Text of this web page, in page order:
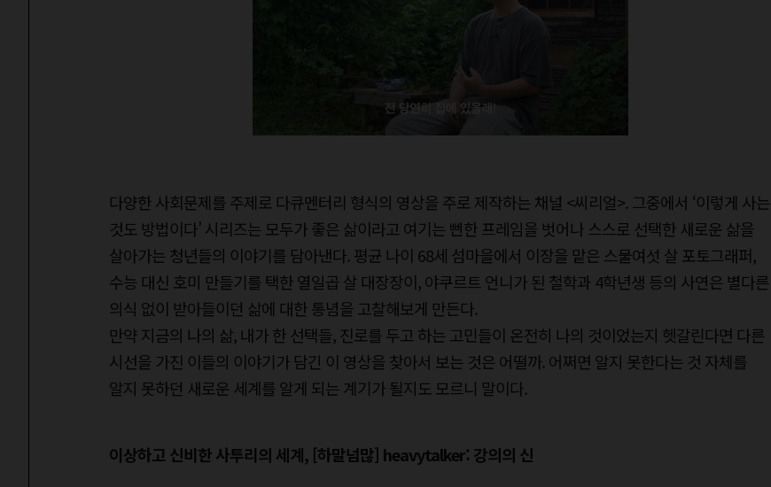
다양한 사회문제를 주제로 다큐멘터리 형식의 영상을 주로 제작하는 채널 <씨리얼>. 그중에서 ‘이렇게 사는
것도 방법이다’ 시리즈는 모두가 좋은 삶이라고 여기는 뻔한 프레임을 벗어나 스스로 선택한 새로운 삶을
살아가는 청년들의 이야기를 담아낸다. 평균 나이 68세 섬마을에서 이장을 맡은 스물여섯 살 포토그래퍼,
수능 대신 호미 만들기를 택한 열일곱 살 대장장이, 야쿠르트 언니가 된 철학과 4학년생 등의 사연은 별다른
의식 없이 받아들이던 삶에 대한 통념을 고찰해보게 만든다.
만약 지금의 나의 삶, 내가 한 선택들, 진로를 두고 하는 고민들이 온전히 나의 것이었는지 헷갈린다면 다른
시선을 가진 이들의 이야기가 담긴 이 영상을 찾아서 보는 것은 어떨까. 어쩌면 알지 못한다는 것 자체를
알지 못하던 새로운 세계를 알게 되는 계기가 될지도 모르니 말이다.
이상하고 신비한 사투리의 세계, [하말넘많] heavytalker: 강의의 신